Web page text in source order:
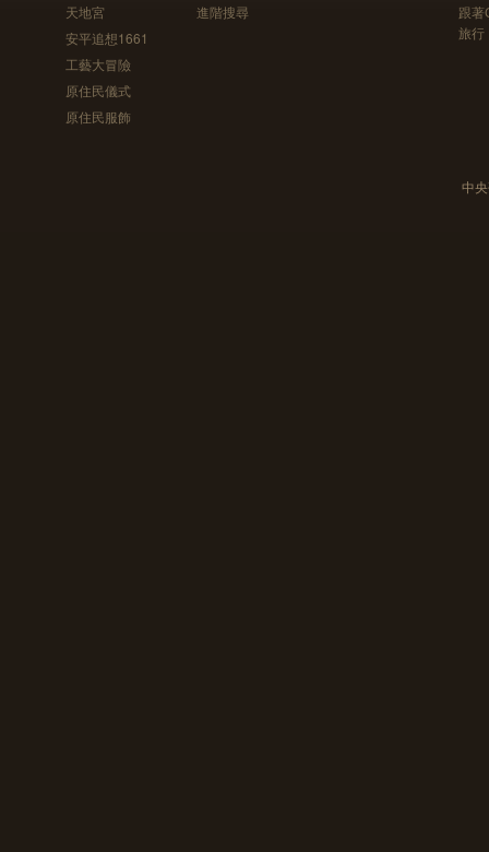
天地宮
安平追想1661
工藝大冒險
原住民儀式
原住民服飾
進階搜尋
跟
旅行
中